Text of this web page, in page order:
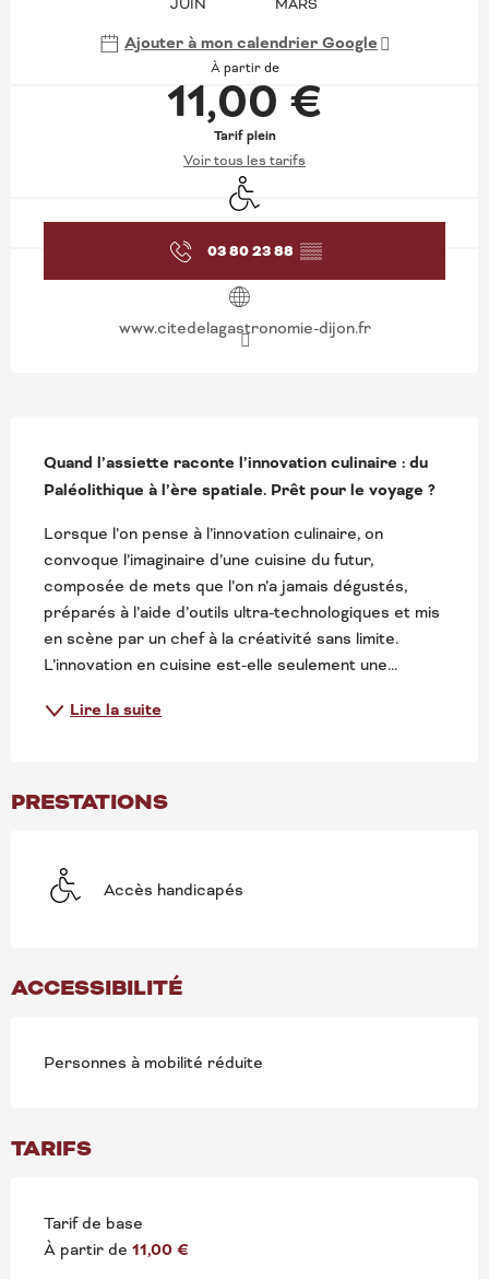
JUIN MARS
Ajouter à mon calendrier Google
À partir de
11,00 €
Tarif plein
Voir tous les tarifs
Accès handicapés
03 80 23 88 ▒▒
www.citedelagastronomie-dijon.fr
DESCRIPTION
Quand l’assiette raconte l’innovation culinaire : du
Paléolithique à l’ère spatiale. Prêt pour le voyage ?
Lorsque l’on pense à l’innovation culinaire, on
convoque l’imaginaire d’une cuisine du futur,
composée de mets que l’on n’a jamais dégustés,
préparés à l’aide d’outils ultra-technologiques et mis
en scène par un chef à la créativité sans limite.
L’innovation en cuisine est-elle seulement une...
Lire la suite
PRESTATIONS
Accès handicapés
ACCESSIBILITÉ
Personnes à mobilité réduite
TARIFS
Tarif de base
À partir de 11,00 €